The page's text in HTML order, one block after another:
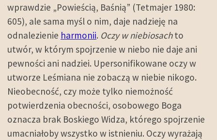
wprawdzie „Powieścią, Baśnią” (Tetmajer 1980:
605), ale sama myśl o nim, daje nadzieję na
odnalezienie harmonii. Oczy w niebiosachto
utwór, w którym spojrzenie w niebo nie daje ani
pewności ani nadziei. Upersonifikowane oczy w
utworze Leśmiana nie zobaczą w niebie nikogo.
Nieobecność, czy może tylko niemożność
potwierdzenia obecności, osobowego Boga
oznacza brak Boskiego Widza, którego spojrzenie
umacniałoby wszystko w istnieniu. Oczy wyrażają